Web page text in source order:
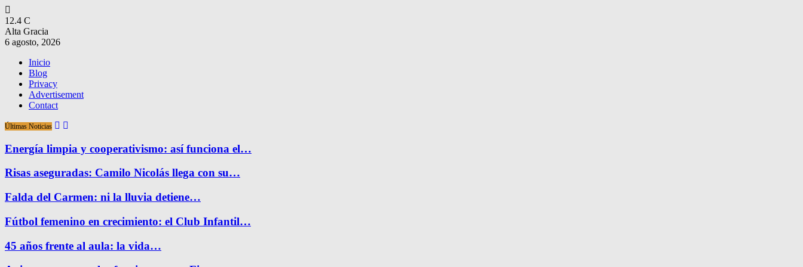
12.4 C
Alta Gracia
6 agosto, 2026
Inicio
Blog
Privacy
Advertisement
Contact
Últimas Noticias
Energía limpia y cooperativismo: así funciona el…
Risas aseguradas: Camilo Nicolás llega con su…
Falda del Carmen: ni la lluvia detiene…
Fútbol femenino en crecimiento: el Club Infantil…
45 años frente al aula: la vida…